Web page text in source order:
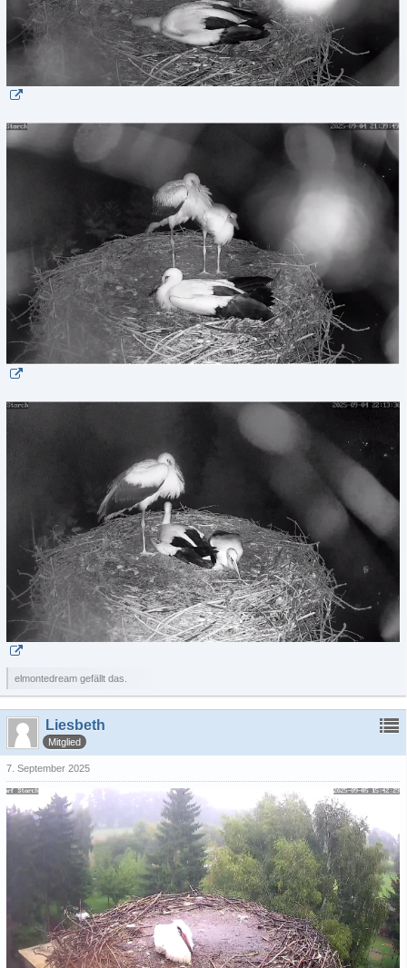
elmontedream gefällt das.
Liesbeth
Mitglied
7. September 2025